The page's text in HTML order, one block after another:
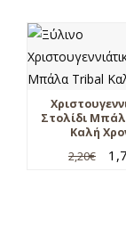
Στολίδι
Καλή
2,20€